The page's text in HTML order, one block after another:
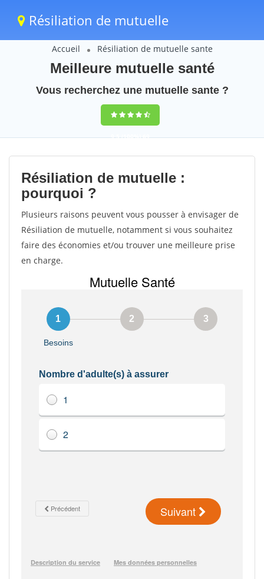
Résiliation de mutuelle
Accueil Résiliation de mutuelle sante
Meilleure mutuelle santé
Vous recherchez une mutuelle sante ?
9,5(100%)69
votes
Résiliation de mutuelle :
pourquoi ?
Plusieurs raisons peuvent vous pousser à envisager de
Résiliation de mutuelle, notamment si vous souhaitez
faire des économies et/ou trouver une meilleure prise
en charge.